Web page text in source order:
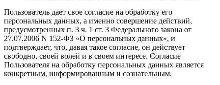
Пользователь дает свое согласие на обработку его
персональных данных, а именно совершение действий,
предусмотренных п. 3 ч. 1 ст. 3 Федерального закона от
27.07.2006 N 152-ФЗ «О персональных данных», и
подтверждает, что, давая такое согласие, он действует
свободно, своей волей и в своем интересе. Согласие
Пользователя на обработку персональных данных является
конкретным, информированным и сознательным.